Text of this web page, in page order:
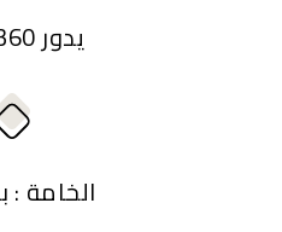
يدور 360 درجة
الخامة :